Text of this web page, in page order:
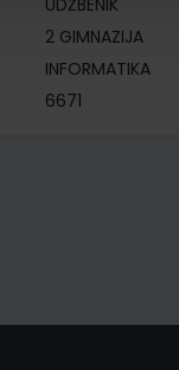
UDŽBENIK
2 GIMNAZIJA
INFORMATIKA
6671